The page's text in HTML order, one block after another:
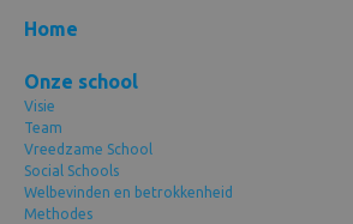
Home
Onze school
Visie
Team
Vreedzame School
Social Schools
Welbevinden en betrokkenheid
Methodes